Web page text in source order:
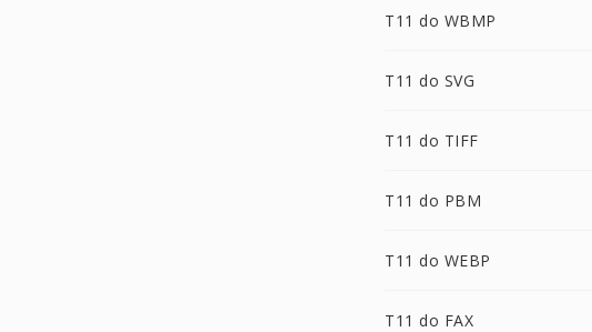
T11 do WBMP
T11 do SVG
T11 do TIFF
T11 do PBM
T11 do WEBP
T11 do FAX